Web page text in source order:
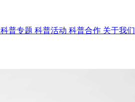
科普专题 科普活动 科普合作 关于我们